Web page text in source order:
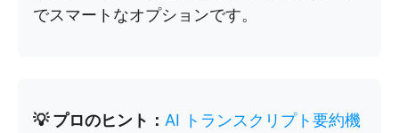
でスマートなオプションです。
💡 プロのヒント： AI トランスクリプト要約機